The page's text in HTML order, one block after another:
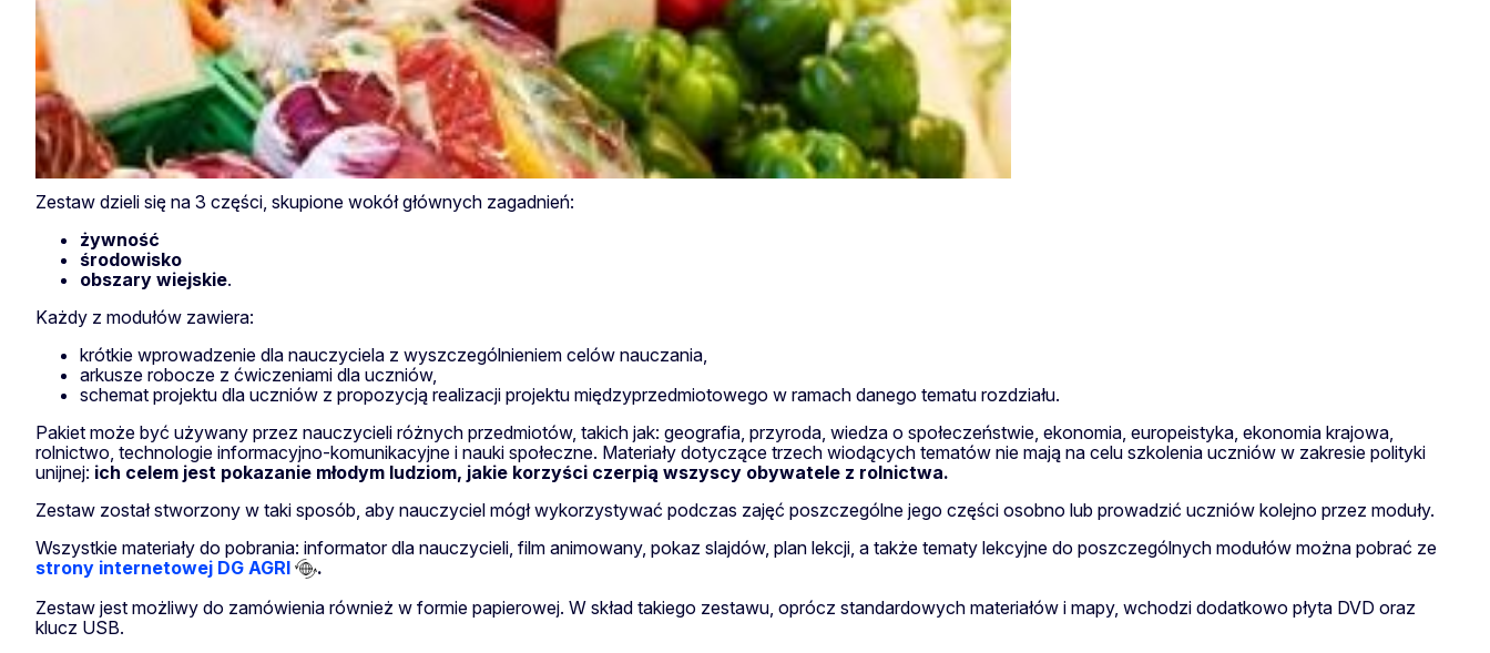
Zestaw dzieli się na 3 części, skupione wokół głównych zagadnień:
żywność
środowisko
obszary wiejskie.
Każdy z modułów zawiera:
krótkie wprowadzenie dla nauczyciela z wyszczególnieniem celów nauczania,
arkusze robocze z ćwiczeniami dla uczniów,
schemat projektu dla uczniów z propozycją realizacji projektu międzyprzedmiotowego w ramach danego tematu rozdziału.
Pakiet może być używany przez nauczycieli różnych przedmiotów, takich jak: geografia, przyroda, wiedza o społeczeństwie, ekonomia, europeistyka, ekonomia krajowa,
rolnictwo, technologie informacyjno-komunikacyjne i nauki społeczne. Materiały dotyczące trzech wiodących tematów nie mają na celu szkolenia uczniów w zakresie polityki
unijnej: ich celem jest pokazanie młodym ludziom, jakie korzyści czerpią wszyscy obywatele z rolnictwa.
Zestaw został stworzony w taki sposób, aby nauczyciel mógł wykorzystywać podczas zajęć poszczególne jego części osobno lub prowadzić uczniów kolejno przez moduły.
Wszystkie materiały do pobrania: informator dla nauczycieli, film animowany, pokaz slajdów, plan lekcji, a także tematy lekcyjne do poszczególnych modułów można pobrać ze
strony internetowej DG AGRI
.
Zestaw jest możliwy do zamówienia również w formie papierowej. W skład takiego zestawu, oprócz standardowych materiałów i mapy, wchodzi dodatkowo płyta DVD oraz
klucz USB.